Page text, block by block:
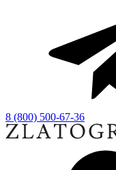
8 (800) 500-67-36